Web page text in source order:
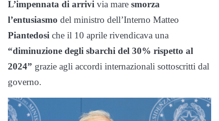
L’impennata di arrivi via mare smorza
l’entusiasmo del ministro dell’Interno Matteo
Piantedosi che il 10 aprile rivendicava una
“diminuzione degli sbarchi del 30% rispetto al
2024” grazie agli accordi internazionali sottoscritti dal
governo.